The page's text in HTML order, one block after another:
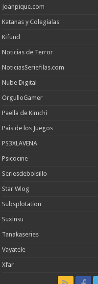
Joanpique.com
Katanas y Colegialas
Kifund
Noticias de Terror
NoticiasSeriefilas.com
Nube Digital
OrgulloGamer
Paella de Kimchi
Pais de los Juegos
PS3XLAVENA
Psicocine
Seriesdebolsillo
Star Wlog
Subsplotation
Suxinsu
Tanakaseries
Vayatele
Xfar